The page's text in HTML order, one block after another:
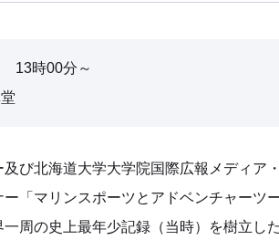
13時00分～
び北海道大学大学院国際広報メディア
「マリンスポーツとアドベンチャーツ
周の史上最年少記録（当時）を樹立し